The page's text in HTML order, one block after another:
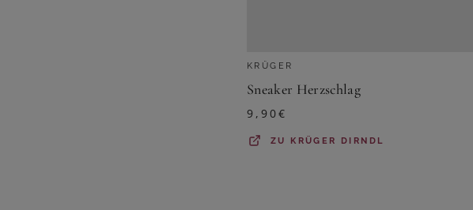
KRÜGER
Sneaker Herzschlag
9,90€
ZU KRÜGER DIRNDL